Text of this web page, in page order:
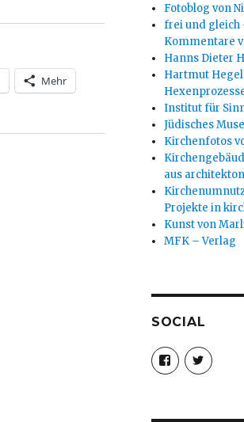
Mehr
Fotoblog von
frei und gleich
Kommentare
Hanns Dieter
Hartmut
Institut für
Jüdisches
Kirchenfotos
aus
Projekte in
Kunst von
MFK – Verlag
SOCIAL
Profil
von
anzeigen
Profil
von